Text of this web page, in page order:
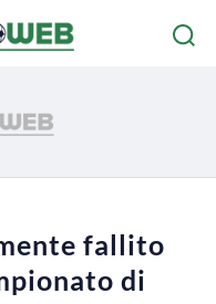
fallito
di